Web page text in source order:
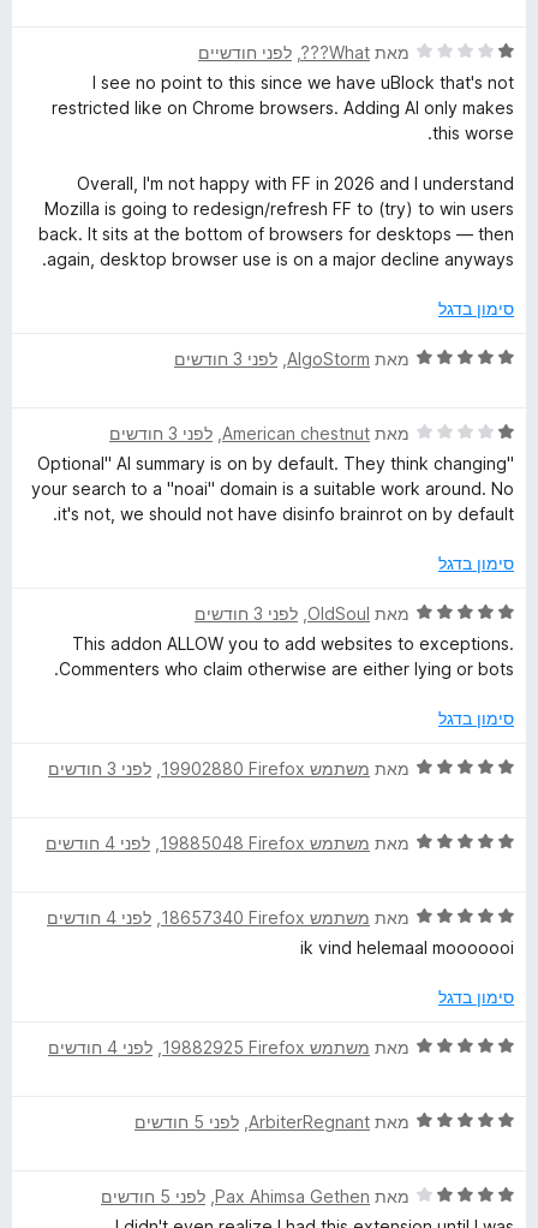
e
r
P
r
o
t
c
t
i
o
n
5ו
ג
5
מ
ו
ך
5
ד
י
ר
ו
1
מ
ת
ו
5
מאת What???
לפני חודשיים
I see no point to this since we have uBlock that's not
restricted like on Chrome browsers. Adding AI only makes
this worse.
Overall, I'm not happy with FF in 2026 and I understand
Mozilla is going to redesign/refresh FF to (try) to win users
back. It sits at the bottom of browsers for desktops — then
again, desktop browser use is on a major decline anyways.
סימון בדגל
ד
ו
ג
5
מ
ו
5
מאת AlgoStorm לפני 3 חודשים
ד
י
ר
ו
1
ת
מאת American chestnut לפני 3 חודשים
"Optional" AI summary is on by default. They think changing
your search to a "noai" domain is a suitable work around. No
it's not, we should not have disinfo brainrot on by default.
סימון בדגל
ד
ר
ג
מ
ך
מאת OldSoul לפני 3 חודשים
This addon ALLOW you to add websites to exceptions.
Commenters who claim otherwise are either lying or bots.
סימון בדגל
ד
ו
מ
ת
ך
מאת משתמש Firefox‏ 19902880 לפני 3 חודשים
ד
ו
ג
מ
ו
מאת משתמש Firefox‏ 19885048 לפני 4 חודשים
ד
י
ו
5
ו
מאת משתמש Firefox‏ 18657340
לפני 4 חודשים
ik vind helemaal mooooooi
סימון בדגל
ד
ו
מ
ת
מאת משתמש Firefox‏ 19882925 לפני 4 חודשים
ד
ו
ג
מאת ArbiterRegnant לפני 5 חודשים
ד
י
מאת Pax Ahimsa Gethen לפני 5 חודשים